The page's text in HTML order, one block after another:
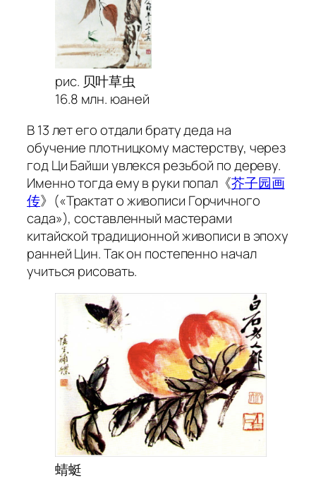
рис. 贝叶草虫
16.8 млн. юаней
В 13 лет его отдали брату деда на
обучение плотницкому мастерству, через
год Ци Байши увлекся резьбой по дереву.
Именно тогда ему в руки попал《芥子园画
传》(«Трактат о живописи Горчичного
сада»), составленный мастерами
китайской традиционной живописи в эпоху
ранней Цин. Так он постепенно начал
учиться рисовать.
蜻蜓